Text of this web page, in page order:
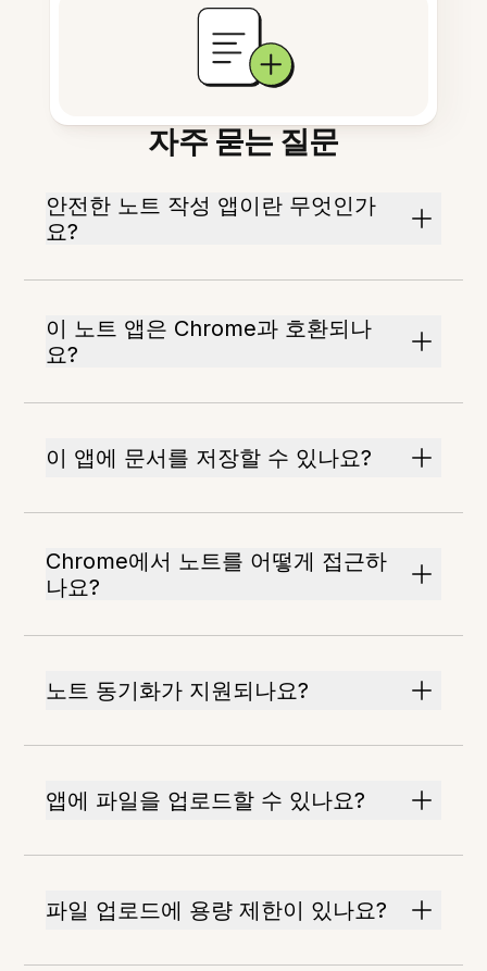
자주 묻는 질문
안전한 노트 작성 앱이란 무엇인가
요?
이 노트 앱은 Chrome과 호환되나
요?
이 앱에 문서를 저장할 수 있나요?
Chrome에서 노트를 어떻게 접근하
나요?
노트 동기화가 지원되나요?
앱에 파일을 업로드할 수 있나요?
파일 업로드에 용량 제한이 있나요?